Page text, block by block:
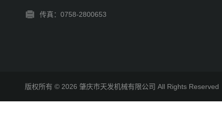
传真：0758-2800653
版权所有 © 2026 肇庆市天发机械有限公司 All Rights